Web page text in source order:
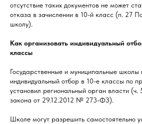
отсутствие таких документов не может
отказа в зачислении в 10-й класс (п. 27
школу).
Как организовать индивидуальный
классы
Государственные и муниципальные школы
индивидуальный отбор в 10-е классы по
установил региональный орган власти
закона от 29.12.2012 № 273-ФЗ).
Школе могут разрешить самостоятельно